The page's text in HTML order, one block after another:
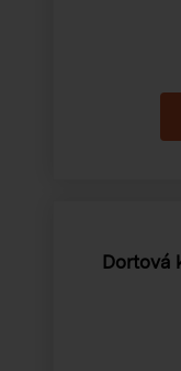
Dortová